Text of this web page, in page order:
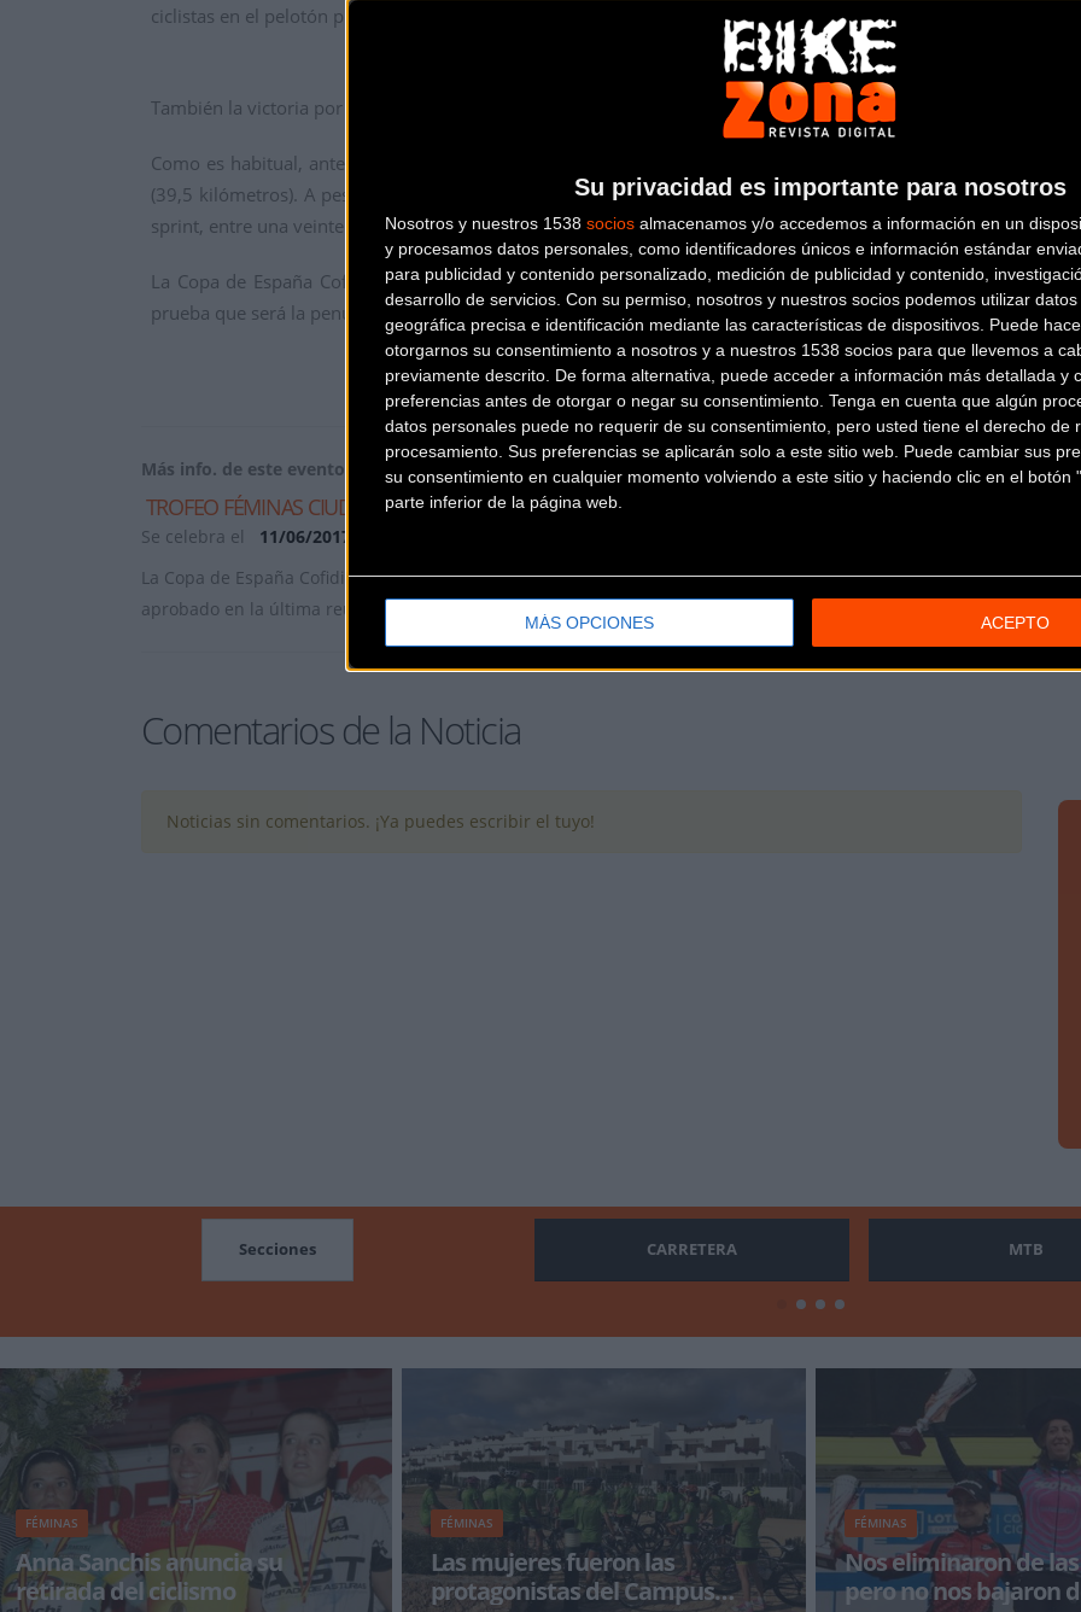
Su privacidad es importante para nosotros
Nosotros y nuestros 1538 socios almacenamos y/o accedemos a información en un
y procesamos datos personales, como identificadores únicos e información estándar
para publicidad y contenido personalizado, medición de publicidad y contenido,
desarrollo de servicios. Con su permiso, nosotros y nuestros socios podemos utilizar
geográfica precisa e identificación mediante las características de dispositivos. Puede
otorgarnos su consentimiento a nosotros y a nuestros 1538 socios para que llevemos a
previamente descrito. De forma alternativa, puede acceder a información más detallada y
preferencias antes de otorgar o negar su consentimiento. Tenga en cuenta que algún
datos personales puede no requerir de su consentimiento, pero usted tiene el derecho de
procesamiento. Sus preferencias se aplicarán solo a este sitio web. Puede cambiar sus
su consentimiento en cualquier momento volviendo a este sitio y haciendo clic en el botón
parte inferior de la página web.
MÁS OPCIONES ACEPTO
ciclistas en el pelotón principal, entre las que no estaba Sara Martín, que entraba octava, a más de siete minutos.
También la victoria por equipos fue a parar a Bizkaia-Durango, que ratifica su liderato en la general de la Copa de
Como es habitual, antes de la prueba principal, habían corrido las cadetes, en esta ocasión en un recorrido
(39,5 kilómetros). A pesar de los intentos de varias corredoras, destacando el de María Parajón (Madrid
sprint, entre una veintena de corredoras, con Anguela por delante de Carolina Esteban (UC Fuenlabrada) y
La Copa de España Cofidis vivirá su octava puntuable el próximo domingo, 18 de junio, con el VII Trofeo
prueba que será la penúltima para las élite y juniors, y la última para las cadetes.
Más info. de este evento
TROFEO FÉMINAS CIUDAD DE CASPE 2017
Se celebra el
11/06/2017
La Copa de España Cofidis de féminas 2017 ya tiene sus nueve pruebas puntuables, según el calendario
aprobado en la última reuni&oac
Comentarios de la Noticia
Noticias sin comentarios. ¡Ya puedes escribir el tuyo!
Secciones CARRETERA MTB
FÉMINAS
Anna Sanchis anuncia su
retirada del ciclismo
FÉMINAS
Las mujeres fueron las
protagonistas del Campus
FÉMINAS
Nos eliminaron de
pero no nos bajaron